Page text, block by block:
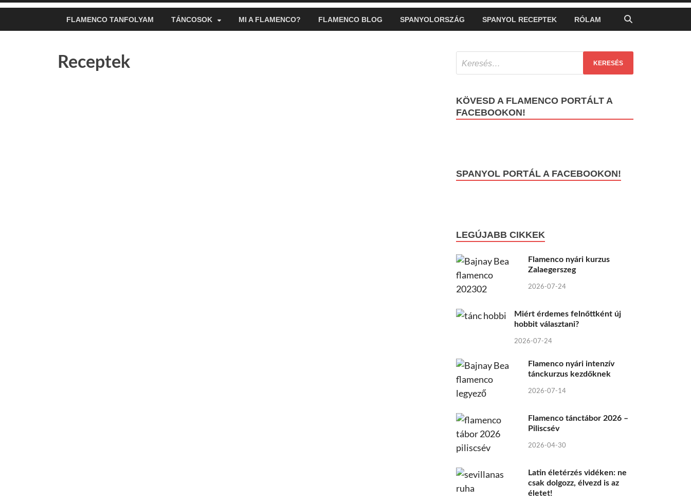
FLAMENCO TANFOLYAM TÁNCOSOK MI A FLAMENCO? FLAMENCO BLOG SPANYOLORSZÁG SPANYOL RECEPTEK RÓLAM
Receptek
KÖVESD A FLAMENCO PORTÁLT A
FACEBOOKON!
SPANYOL PORTÁL A FACEBOOKON!
LEGÚJABB CIKKEK
Flamenco nyári kurzus
Zalaegerszeg
2026-07-24
Miért érdemes felnőttként új
hobbit választani?
2026-07-24
Flamenco nyári intenzív
tánckurzus kezdőknek
2026-07-14
Flamenco tánctábor 2026 –
Piliscsév
2026-04-30
Latin életérzés vidéken: ne
csak dolgozz, élvezd is az
életet!